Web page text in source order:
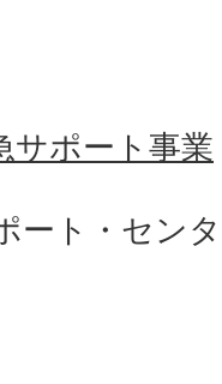
サポート事業
ート・セン